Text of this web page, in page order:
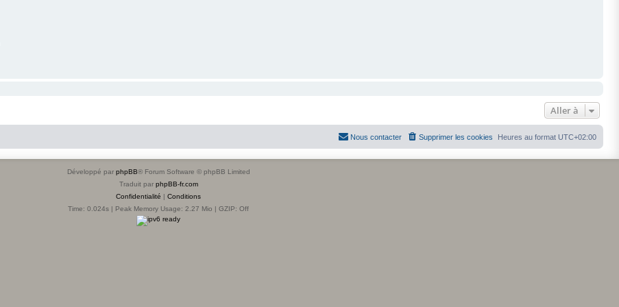
Aller à
Heures au format UTC+02:00
Supprimer les cookies
Nous contacter
Développé par phpBB® Forum Software © phpBB Limited
Traduit par phpBB-fr.com
Confidentialité | Conditions
Time: 0.024s | Peak Memory Usage: 2.27 Mio | GZIP: Off